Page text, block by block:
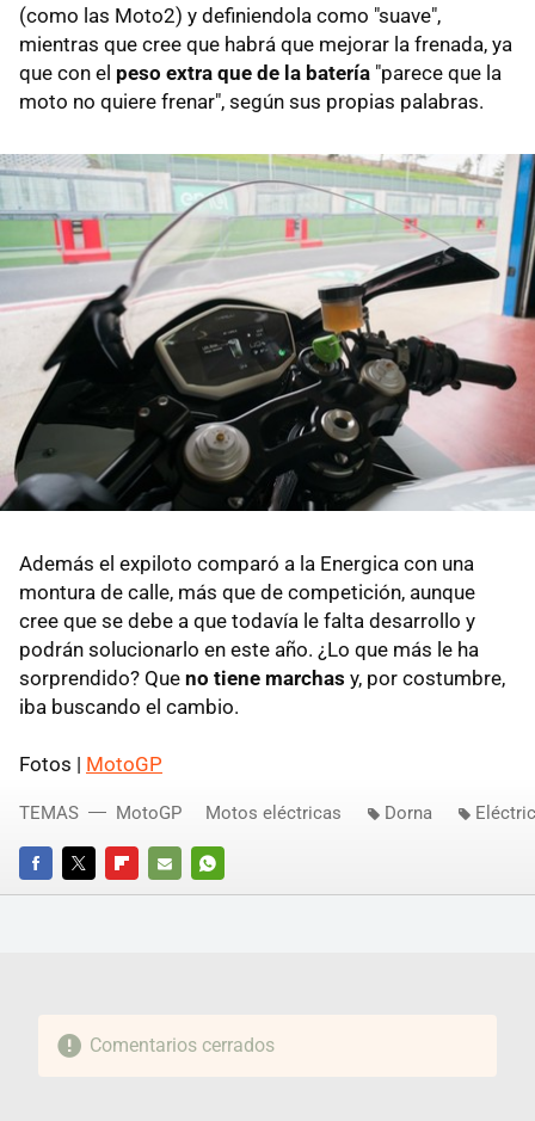
(como las Moto2) y definiendola como "suave",
mientras que cree que habrá que mejorar la frenada, ya
que con el peso extra que de la batería "parece que la
moto no quiere frenar", según sus propias palabras.
Además el expiloto comparó a la Energica con una
montura de calle, más que de competición, aunque
cree que se debe a que todavía le falta desarrollo y
podrán solucionarlo en este año. ¿Lo que más le ha
sorprendido? Que no tiene marchas y, por costumbre,
iba buscando el cambio.
Fotos | MotoGP
FACEBOOKTWITTERFLIPBOARD
E-
WHATSAPP
TEMAS MotoGP Motos eléctricas Dorna
Comentarios cerrados